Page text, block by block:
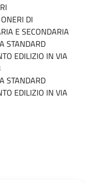
DI
E SECONDARIA
STANDARD
EDILIZIO IN VIA
STANDARD
EDILIZIO IN VIA